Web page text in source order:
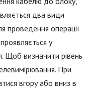
два види
проведення операції
у
Щоб визначити рівень
При
вгору або вниз в